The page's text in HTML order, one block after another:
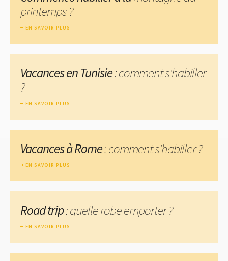
printemps ?
EN SAVOIR PLUS
Vacances en Tunisie: comment s'habiller
?
EN SAVOIR PLUS
Vacances à Rome: comment s'habiller ?
EN SAVOIR PLUS
Road trip: quelle robe emporter ?
EN SAVOIR PLUS